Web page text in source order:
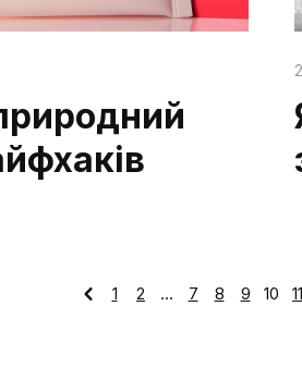
1 2 ... 7 8 9 10 11